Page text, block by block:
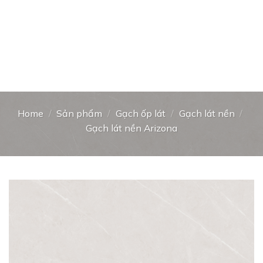
Home / Sản phẩm / Gạch ốp lát / Gạch lát nền /
Gạch lát nền Arizona